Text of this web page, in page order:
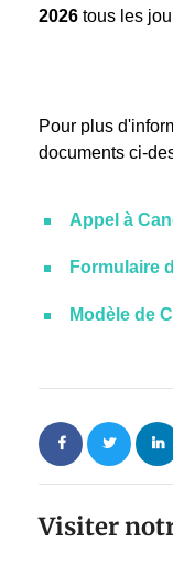
2026 tous les
Pour plus
documents ci-
Appel à
Formulaire
Modèle de
Visiter